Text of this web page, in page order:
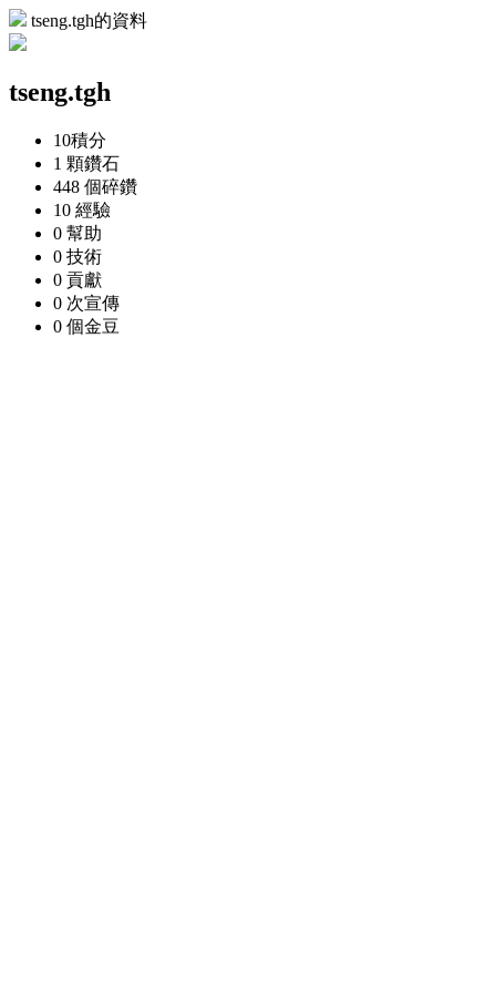
tseng.tgh的資料
tseng.tgh
10積分
1 顆鑽石
448 個碎鑽
10 經驗
0 幫助
0 技術
0 貢獻
0 次宣傳
0 個金豆